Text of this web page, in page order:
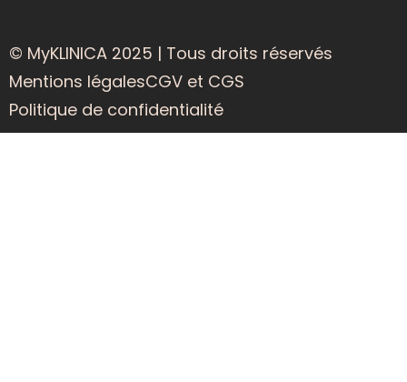
© MyKLINICA 2025 | Tous droits réservés
Mentions légalesCGV et CGS
Politique de confidentialité